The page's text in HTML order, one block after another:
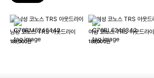
남성 코노스 TRS 아웃드라이
189,000원
여성 코노스 TRS 아웃드라이
189,000원